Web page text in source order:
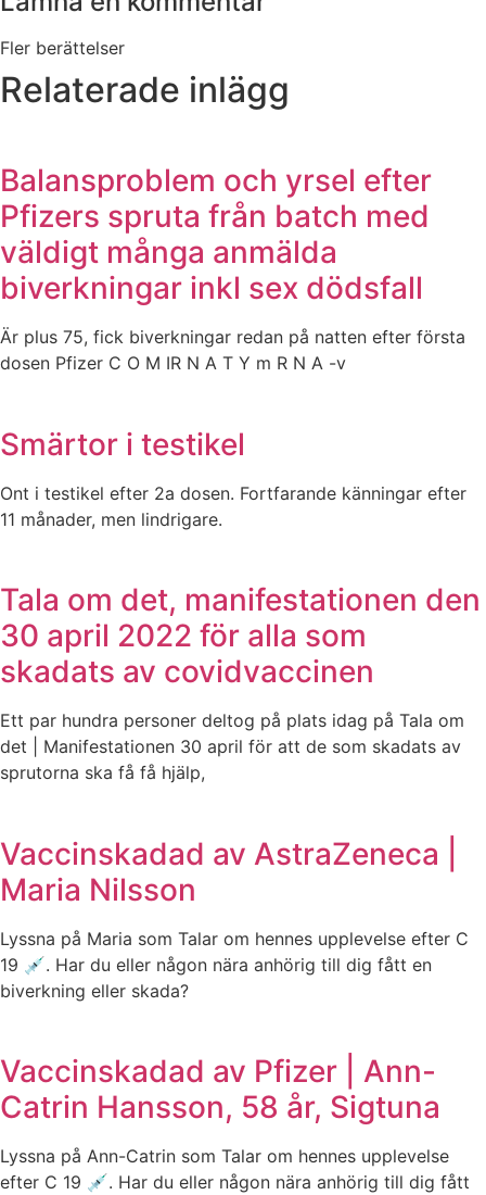
Fler berättelser
Relaterade inlägg
Balansproblem och yrsel efter
Pfizers spruta från batch med
väldigt många anmälda
biverkningar inkl sex dödsfall
Är plus 75, fick biverkningar redan på natten efter första
dosen Pfizer C O M IR N A T Y m R N A -v
Smärtor i testikel
Ont i testikel efter 2a dosen. Fortfarande känningar efter
11 månader, men lindrigare.
Tala om det, manifestationen den
30 april 2022 för alla som
skadats av covidvaccinen
Ett par hundra personer deltog på plats idag på Tala om
det | Manifestationen 30 april för att de som skadats av
sprutorna ska få få hjälp,
Vaccinskadad av AstraZeneca |
Maria Nilsson
Lyssna på Maria som Talar om hennes upplevelse efter C
19 💉. Har du eller någon nära anhörig till dig fått en
biverkning eller skada?
Vaccinskadad av Pfizer | Ann-
Catrin Hansson, 58 år, Sigtuna
Lyssna på Ann-Catrin som Talar om hennes upplevelse
efter C 19 💉. Har du eller någon nära anhörig till dig fått